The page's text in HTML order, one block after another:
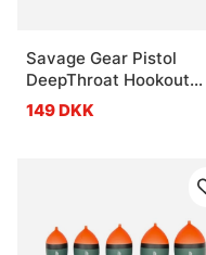
Savage Gear Pistol
DeepThroat Hookout
22.5cm
149 DKK